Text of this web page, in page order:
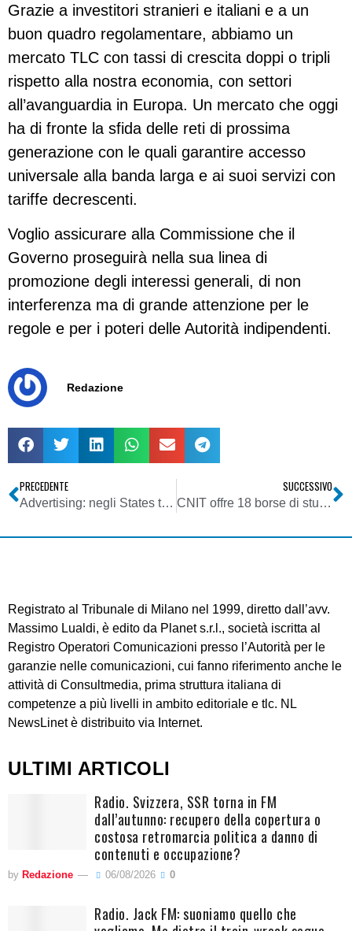
Grazie a investitori stranieri e italiani e a un
buon quadro regolamentare, abbiamo un
mercato TLC con tassi di crescita doppi o tripli
rispetto alla nostra economia, con settori
all’avanguardia in Europa. Un mercato che oggi
ha di fronte la sfida delle reti di prossima
generazione con le quali garantire accesso
universale alla banda larga e ai suoi servizi con
tariffe decrescenti.
Voglio assicurare alla Commissione che il
Governo proseguirà nella sua linea di
promozione degli interessi generali, di non
interferenza ma di grande attenzione per le
regole e per i poteri delle Autorità indipendenti.
Redazione
PRECEDENTE
Advertising: negli States tutti contro Google
SUCCESSIVO
CNIT offre 18 borse di studio annuali per neolaureati
Registrato al Tribunale di Milano nel 1999, diretto dall’avv.
Massimo Lualdi, è edito da Planet s.r.l., società iscritta al
Registro Operatori Comunicazioni presso l’Autorità per le
garanzie nelle comunicazioni, cui fanno riferimento anche le
attività di Consultmedia, prima struttura italiana di
competenze a più livelli in ambito editoriale e tlc. NL
NewsLinet è distribuito via Internet.
ULTIMI ARTICOLI
Radio. Svizzera, SSR torna in FM
dall’autunno: recupero della copertura o
costosa retromarcia politica a danno di
contenuti e occupazione?
by Redazione 06/08/2026 0
Radio. Jack FM: suoniamo quello che